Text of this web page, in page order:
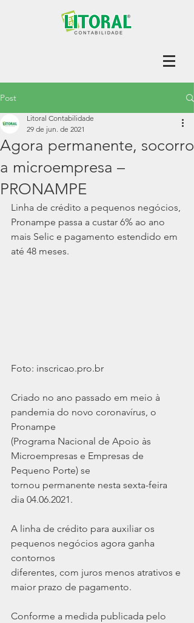
Post
Agora permanente, socorro
a microempresa –
PRONAMPE
Litoral Contabilidade
29 de jun. de 2021
Linha de crédito a pequenos negócios,
Pronampe passa a custar 6% ao ano
mais Selic e pagamento estendido em
até 48 meses.
Foto: inscricao.pro.br
Criado no ano passado em meio à
pandemia do novo coronavírus, o
Pronampe
(Programa Nacional de Apoio às
Microempresas e Empresas de
Pequeno Porte) se
tornou permanente nesta sexta-feira
dia 04.06.2021.
A linha de crédito para auxiliar os
pequenos negócios agora ganha
contornos
diferentes, com juros menos atrativos e
maior prazo de pagamento.
Conforme a medida publicada pelo